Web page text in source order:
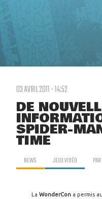
03 AVRIL 2011 - 14:52
DE
SPIDER-
TIME
NEWS JEUX VIDÉO PAR
La WonderCon a permis